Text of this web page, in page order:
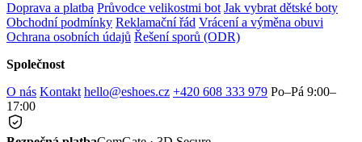
Doprava a platba Průvodce velikostmi bot Jak vybrat dětské boty
Obchodní podmínky Reklamační řád Vrácení a výměna obuvi
Ochrana osobních údajů Řešení sporů (ODR)
Společnost
O nás Kontakt hello@eshoes.cz +420 608 333 979 Po–Pá 9:00–
17:00